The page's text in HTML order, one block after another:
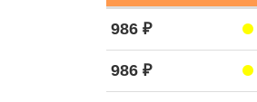
986 ₽
986 ₽